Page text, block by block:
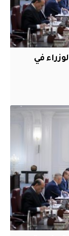
في